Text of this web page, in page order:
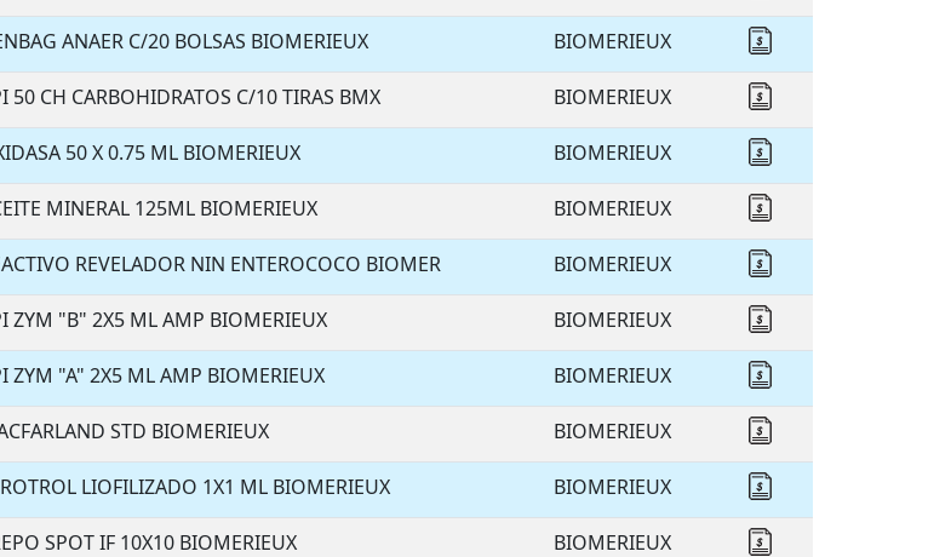
ANAER C/20 BOLSAS BIOMERIEUX BIOMERIEUX Cotizar
50 CH CARBOHIDRATOS C/10 TIRAS BMX BIOMERIEUX Cotizar
50 X 0.75 ML BIOMERIEUX BIOMERIEUX Cotizar
MINERAL 125ML BIOMERIEUX BIOMERIEUX Cotizar
REVELADOR NIN ENTEROCOCO BIOMER BIOMERIEUX Cotizar
ZYM "B" 2X5 ML AMP BIOMERIEUX BIOMERIEUX Cotizar
ZYM "A" 2X5 ML AMP BIOMERIEUX BIOMERIEUX Cotizar
STD BIOMERIEUX BIOMERIEUX Cotizar
LIOFILIZADO 1X1 ML BIOMERIEUX BIOMERIEUX Cotizar
SPOT IF 10X10 BIOMERIEUX BIOMERIEUX Cotizar